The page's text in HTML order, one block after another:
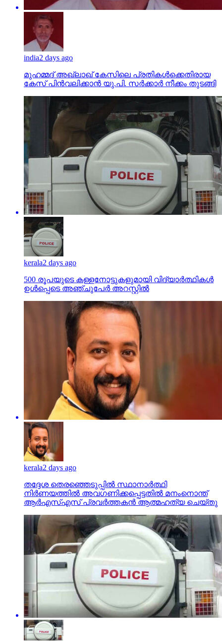
india2 days ago
മുഹമ്മദ് അഖ്‌ലാഖ് കേസിലെ പ്രതികള്‍ക്കെതിരായ
കേസ് പിന്‍വലിക്കാന്‍ യു.പി. സര്‍ക്കാര്‍ നീക്കം തുടങ്ങി
kerala2 days ago
500 രൂപയുടെ കള്ളനോട്ടുകളുമായി വിദ്യാര്‍ത്ഥികള്‍
ഉള്‍പ്പെടെ അഞ്ചുപേര്‍ അറസ്റ്റില്‍
kerala2 days ago
തദ്ദേശ തെരഞ്ഞെടുപ്പില്‍ സ്ഥാനാര്‍ത്ഥി
നിര്‍ണയത്തില്‍ അവഗണിക്കപ്പെട്ടതില്‍ മനംനൊന്ത്
ആര്‍എസ്എസ് പ്രവര്‍ത്തകന്‍ ആത്മഹത്യ ചെയ്തു